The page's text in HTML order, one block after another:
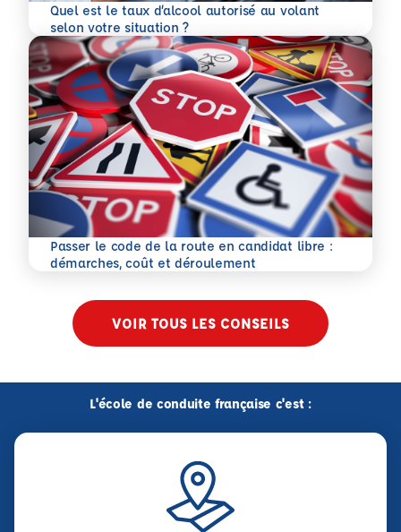
Quel est le taux d’alcool autorisé au volant
selon votre situation ?
En savoir plus
Passer le code de la route en candidat libre :
démarches, coût et déroulement
En savoir plus
VOIR TOUS LES CONSEILS
L'école de conduite française c'est :